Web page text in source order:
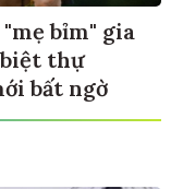
bỉm" gia
thự
bất ngờ